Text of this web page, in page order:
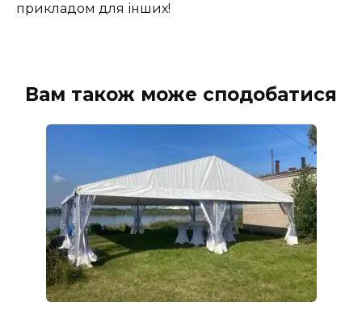
прикладом для інших!
Вам також може сподобатися